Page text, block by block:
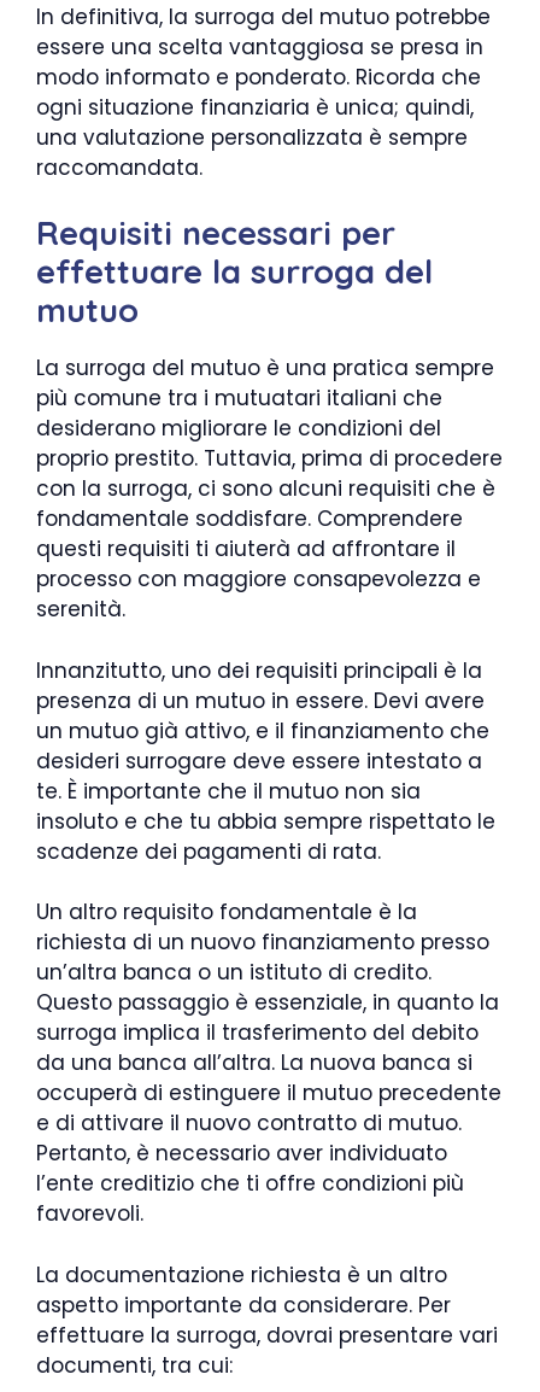
In definitiva, la surroga del mutuo potrebbe
essere una scelta vantaggiosa se presa in
modo informato e ponderato. Ricorda che
ogni situazione finanziaria è unica; quindi,
una valutazione personalizzata è sempre
raccomandata.
Requisiti necessari per
effettuare la surroga del
mutuo
La surroga del mutuo è una pratica sempre
più comune tra i mutuatari italiani che
desiderano migliorare le condizioni del
proprio prestito. Tuttavia, prima di procedere
con la surroga, ci sono alcuni requisiti che è
fondamentale soddisfare. Comprendere
questi requisiti ti aiuterà ad affrontare il
processo con maggiore consapevolezza e
serenità.
Innanzitutto, uno dei requisiti principali è la
presenza di un mutuo in essere. Devi avere
un mutuo già attivo, e il finanziamento che
desideri surrogare deve essere intestato a
te. È importante che il mutuo non sia
insoluto e che tu abbia sempre rispettato le
scadenze dei pagamenti di rata.
Un altro requisito fondamentale è la
richiesta di un nuovo finanziamento presso
un’altra banca o un istituto di credito.
Questo passaggio è essenziale, in quanto la
surroga implica il trasferimento del debito
da una banca all’altra. La nuova banca si
occuperà di estinguere il mutuo precedente
e di attivare il nuovo contratto di mutuo.
Pertanto, è necessario aver individuato
l’ente creditizio che ti offre condizioni più
favorevoli.
La documentazione richiesta è un altro
aspetto importante da considerare. Per
effettuare la surroga, dovrai presentare vari
documenti, tra cui: